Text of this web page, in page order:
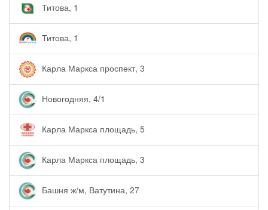
Титова, 1
Титова, 1
Карла Маркса проспект, 3
Новогодняя, 4/1
Карла Маркса площадь, 5
Карла Маркса площадь, 3
Башня ж/м, Ватутина, 27